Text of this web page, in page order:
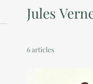
Jules
6 articles